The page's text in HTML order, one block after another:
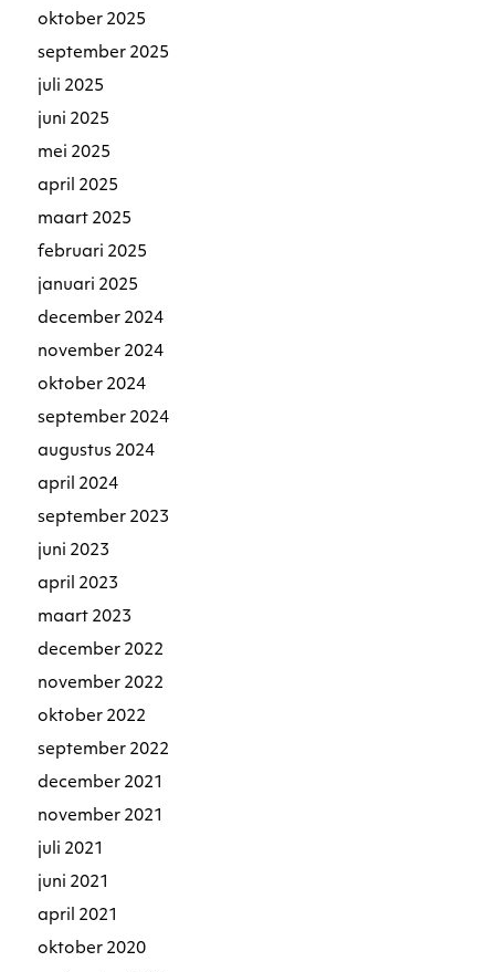
oktober 2025
september 2025
juli 2025
juni 2025
mei 2025
april 2025
maart 2025
februari 2025
januari 2025
december 2024
november 2024
oktober 2024
september 2024
augustus 2024
april 2024
september 2023
juni 2023
april 2023
maart 2023
december 2022
november 2022
oktober 2022
september 2022
december 2021
november 2021
juli 2021
juni 2021
april 2021
oktober 2020